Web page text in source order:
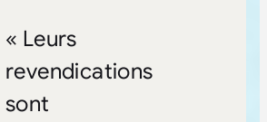
« Leurs
revendications
sont